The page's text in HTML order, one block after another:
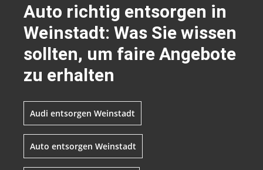
Auto richtig entsorgen in
Weinstadt: Was Sie wissen
sollten, um faire Angebote
zu erhalten
Audi entsorgen Weinstadt
Auto entsorgen Weinstadt